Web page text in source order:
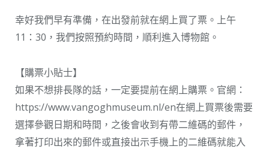
幸好我們早有準備，在出發前就在網上買了票。上午
11：30，我們按照預約時間，順利進入博物館。
【購票小貼士】
如果不想排長隊的話，一定要提前在網上購票。官網：
https://www.vangoghmuseum.nl/en在網上買票後需要
選擇參觀日期和時間，之後會收到有帶二維碼的郵件，
拿著打印出來的郵件或直接出示手機上的二維碼就能入